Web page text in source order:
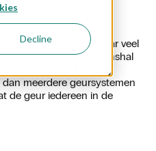
Decline
in een grote ruimte waar veel
beurshal, een stationshal
is ons geursysteem bij
meerdere geursystemen
de geur iedereen in de